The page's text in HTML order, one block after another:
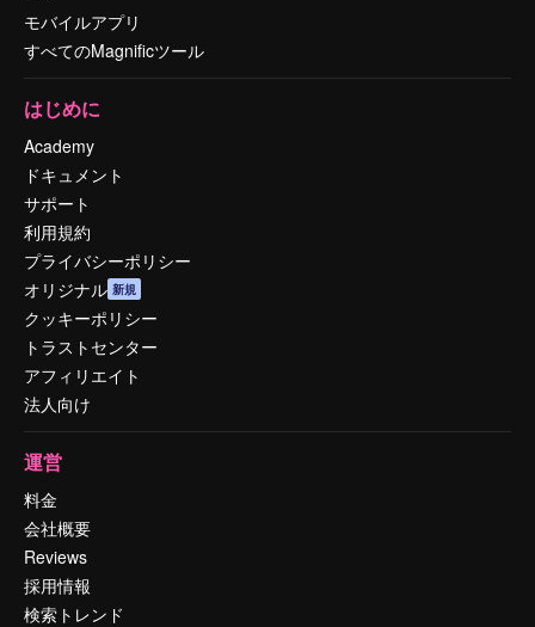
モバイルアプリ
すべてのMagnificツール
はじめに
Academy
ドキュメント
サポート
利用規約
プライバシーポリシー
オリジナル 新規
クッキーポリシー
トラストセンター
アフィリエイト
法人向け
運営
料金
会社概要
Reviews
採用情報
検索トレンド